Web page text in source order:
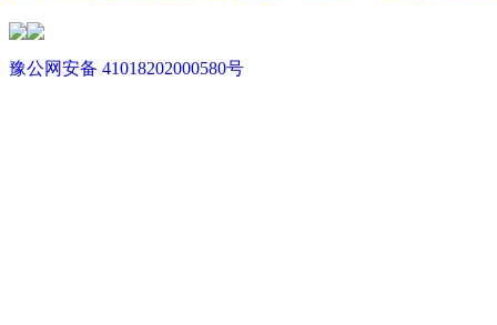
豫公网安备 41018202000580号